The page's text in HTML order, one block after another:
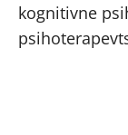
kognitivne